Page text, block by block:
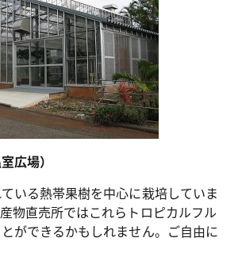
広場）
いる熱帯果樹を中心に栽培していま
物直売所ではこれらトロピカルフル
ができるかもしれません。ご自由に